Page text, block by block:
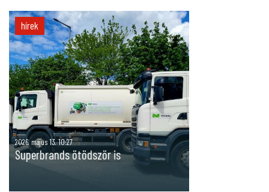
hírek
2026. május 13. 10:27
Superbrands ötödször is